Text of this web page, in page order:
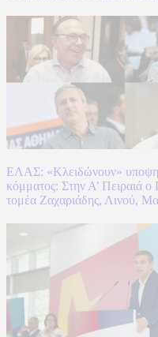
ΕΛΑΣ: «Κλειδώνουν»
κόμματος: Στην Α’ Πειραιά
τομέα Ζαχαριάδης, Λινού,